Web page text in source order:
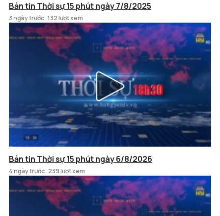
Bản tin Thời sự 15 phút ngày 7/8/2025
3 ngày trước 132 lượt xem
Bản tin Thời sự 15 phút ngày 6/8/2026
4 ngày trước 239 lượt xem